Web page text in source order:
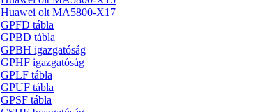
Huawei olt MA5800-X17
GPFD tábla
GPBD tábla
GPBH igazgatóság
GPHF igazgatóság
GPLF tábla
GPUF tábla
GPSF tábla